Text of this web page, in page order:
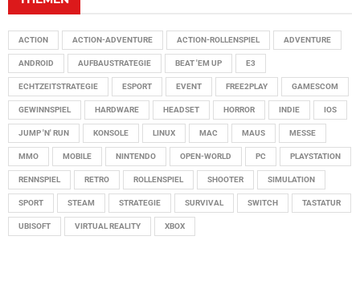
ACTION ACTION-ADVENTURE ACTION-ROLLENSPIEL ADVENTURE
ANDROID AUFBAUSTRATEGIE BEAT 'EM UP E3
ECHTZEITSTRATEGIE ESPORT EVENT FREE2PLAY GAMESCOM
GEWINNSPIEL HARDWARE HEADSET HORROR INDIE IOS
JUMP 'N' RUN KONSOLE LINUX MAC MAUS MESSE
MMO MOBILE NINTENDO OPEN-WORLD PC PLAYSTATION
RENNSPIEL RETRO ROLLENSPIEL SHOOTER SIMULATION
SPORT STEAM STRATEGIE SURVIVAL SWITCH TASTATUR
UBISOFT VIRTUAL REALITY XBOX